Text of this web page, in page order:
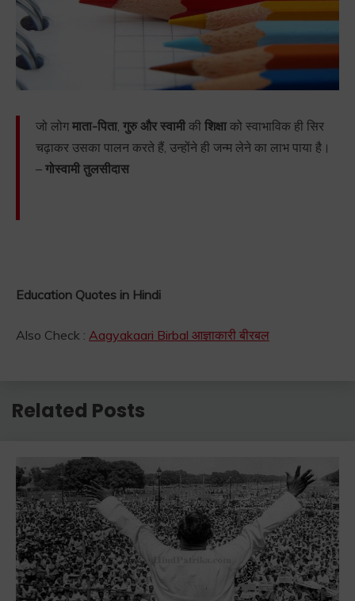
जो लोगमाता-पिता, गुरु और स्वामीकी शिक्षाको स्वाभाविक ही सिर
चढ़ाकर उसका पालन करते हैं, उन्होंने ही जन्म लेने का लाभ पाया है।
– गोस्वामी तुलसीदास
Education Quotes in Hindi
Also Check : Aagyakaari Birbal आज्ञाकारी बीरबल
Related Posts